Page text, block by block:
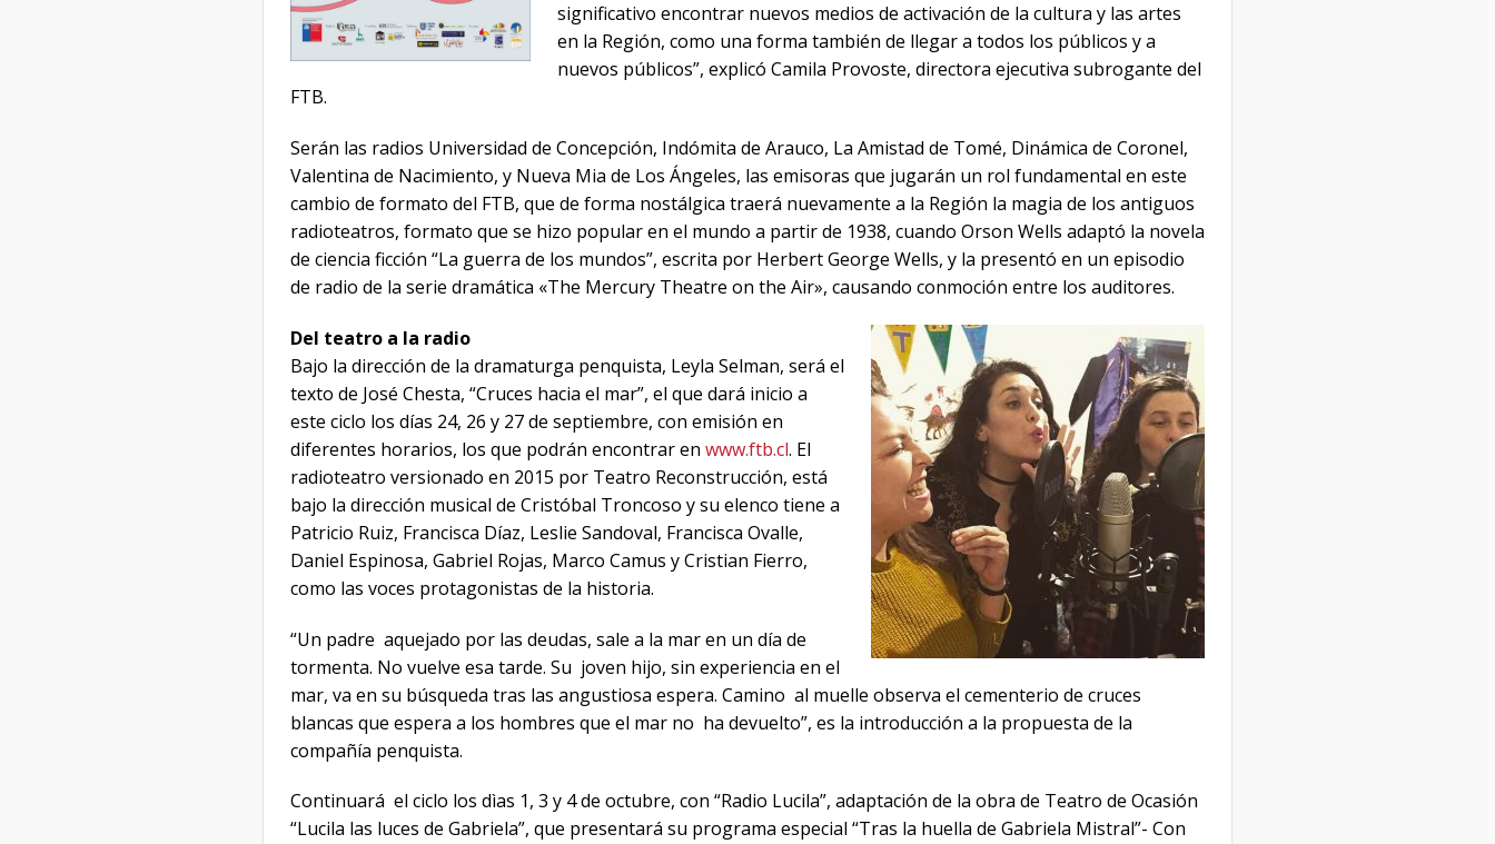
significativo encontrar nuevos medios de activación de la cultura y las artes
en la Región, como una forma también de llegar a todos los públicos y a
nuevos públicos”, explicó Camila Provoste, directora ejecutiva subrogante del
FTB.
Serán las radios Universidad de Concepción, Indómita de Arauco, La Amistad de Tomé, Dinámica de Coronel,
Valentina de Nacimiento, y Nueva Mia de Los Ángeles, las emisoras que jugarán un rol fundamental en este
cambio de formato del FTB, que de forma nostálgica traerá nuevamente a la Región la magia de los antiguos
radioteatros, formato que se hizo popular en el mundo a partir de 1938, cuando Orson Wells adaptó la novela
de ciencia ficción “La guerra de los mundos”, escrita por Herbert George Wells, y la presentó en un episodio
de radio de la serie dramática «The Mercury Theatre on the Air», causando conmoción entre los auditores.
Del teatro a la radio
Bajo la dirección de la dramaturga penquista, Leyla Selman, será el
texto de José Chesta, “Cruces hacia el mar”, el que dará inicio a
este ciclo los días 24, 26 y 27 de septiembre, con emisión en
diferentes horarios, los que podrán encontrar en www.ftb.cl. El
radioteatro versionado en 2015 por Teatro Reconstrucción, está
bajo la dirección musical de Cristóbal Troncoso y su elenco tiene a
Patricio Ruiz, Francisca Díaz, Leslie Sandoval, Francisca Ovalle,
Daniel Espinosa, Gabriel Rojas, Marco Camus y Cristian Fierro,
como las voces protagonistas de la historia.
“Un‌ ‌padre‌ ‌ aquejado‌ ‌por‌ ‌las‌ ‌deudas,‌ ‌sale‌ ‌a‌ ‌la‌ ‌mar‌ ‌en‌ ‌un‌ ‌día‌ ‌de‌
‌tormenta.‌ ‌No‌ ‌vuelve‌ ‌esa‌ ‌tarde.‌ ‌Su‌ ‌ joven‌ ‌hijo,‌ ‌sin‌ ‌experiencia‌ ‌en‌ ‌el‌
‌mar,‌ ‌va‌ ‌en‌ ‌su‌ ‌búsqueda‌ ‌tras‌ ‌las‌ ‌angustiosa‌ ‌espera.‌ ‌Camino‌ ‌ al‌ ‌muelle‌ ‌observa‌ ‌el‌ ‌cementerio‌ ‌de‌ ‌cruces‌
‌blancas‌ ‌que‌ ‌espera‌ ‌a‌ ‌los‌ ‌hombres‌ ‌que‌ ‌el‌ ‌mar‌ ‌no‌ ‌ ha‌ ‌devuelto”, es la introducción a la propuesta de la
compañía penquista.
Continuará el ciclo los dìas 1, 3 y 4 de octubre, con “Radio Lucila”, adaptación de la obra de Teatro de Ocasión
“Lucila las luces de Gabriela”, que presentará su programa especial “Tras la huella de Gabriela Mistral”- Con